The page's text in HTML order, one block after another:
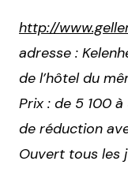
http://
adresse :
de l’hôtel du
Prix : de 5 100
de réduction
Ouvert tous les